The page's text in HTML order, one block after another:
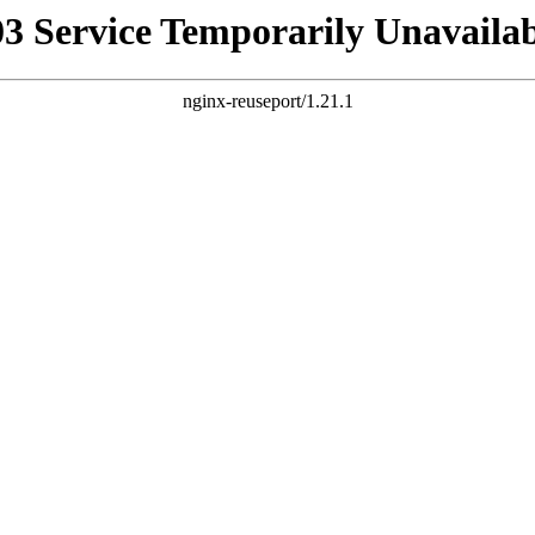
Service Temporarily
nginx-reuseport/1.21.1